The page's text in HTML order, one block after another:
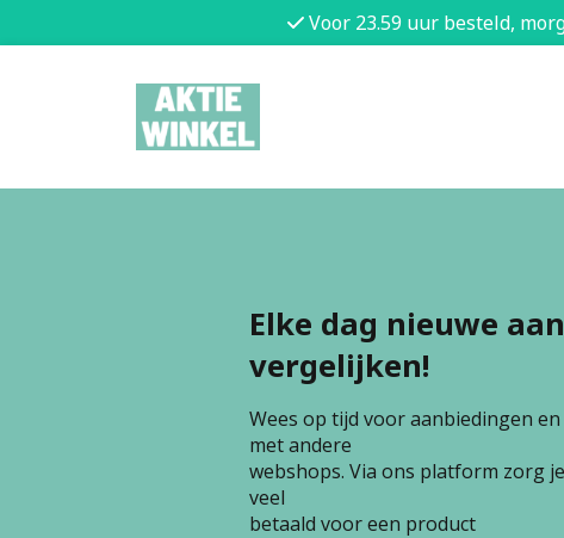
Voor 23.59 uur besteld,
Elke dag nieuwe
vergelijken!
Wees op tijd voor aanbiedingen
met andere
webshops. Via ons platform zorg
veel
betaald voor een product